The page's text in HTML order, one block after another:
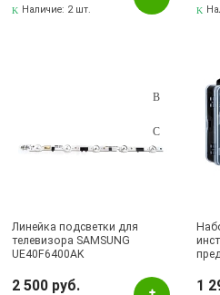
Наличие: 2 шт.
Линейка подсветки для
телевизора SAMSUNG
UE40F6400AK
2 500 руб. 1